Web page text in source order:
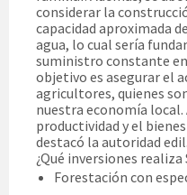
considerar la
capacidad aproximada
agua, lo cual sería
suministro constante
objetivo es asegurar el
agricultores, quienes
nuestra economía
productividad y el
destacó la autoridad
¿Qué inversiones realiza
Forestación con